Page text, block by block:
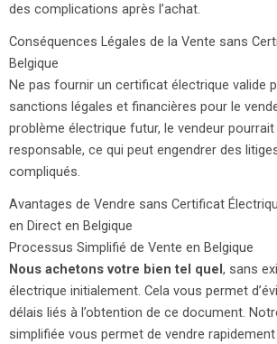
des complications après l’achat.
Conséquences Légales de la Vente sans
Belgique
Ne pas fournir un certificat électrique valide
sanctions légales et financières pour le
problème électrique futur, le vendeur
responsable, ce qui peut engendrer des
compliqués.
Avantages de Vendre sans Certificat
en Direct en Belgique
Processus Simplifié de Vente en Belgique
Nous achetons votre bien tel quel , sans
électrique initialement. Cela vous permet
délais liés à l’obtention de ce document.
simplifiée vous permet de vendre